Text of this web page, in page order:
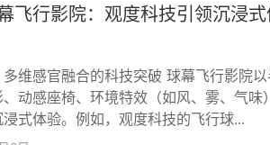
飞行影院：观度科技引领沉浸
维感官融合的科技突破 球幕飞行影院
动感座椅、环境特效（如风、雾、气味
式体验。例如，观度科技的飞行球...